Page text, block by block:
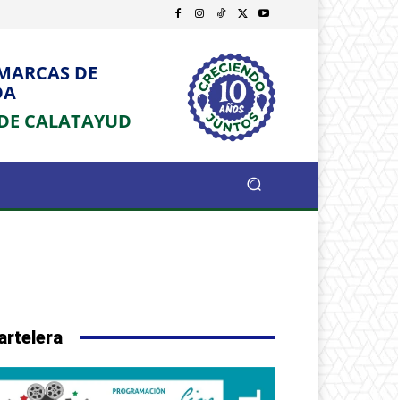
DE
CALATAYUD